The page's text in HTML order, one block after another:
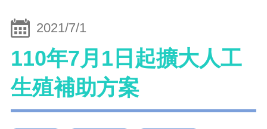
2021/7/1
110年7月1日起擴大人工
生殖補助方案